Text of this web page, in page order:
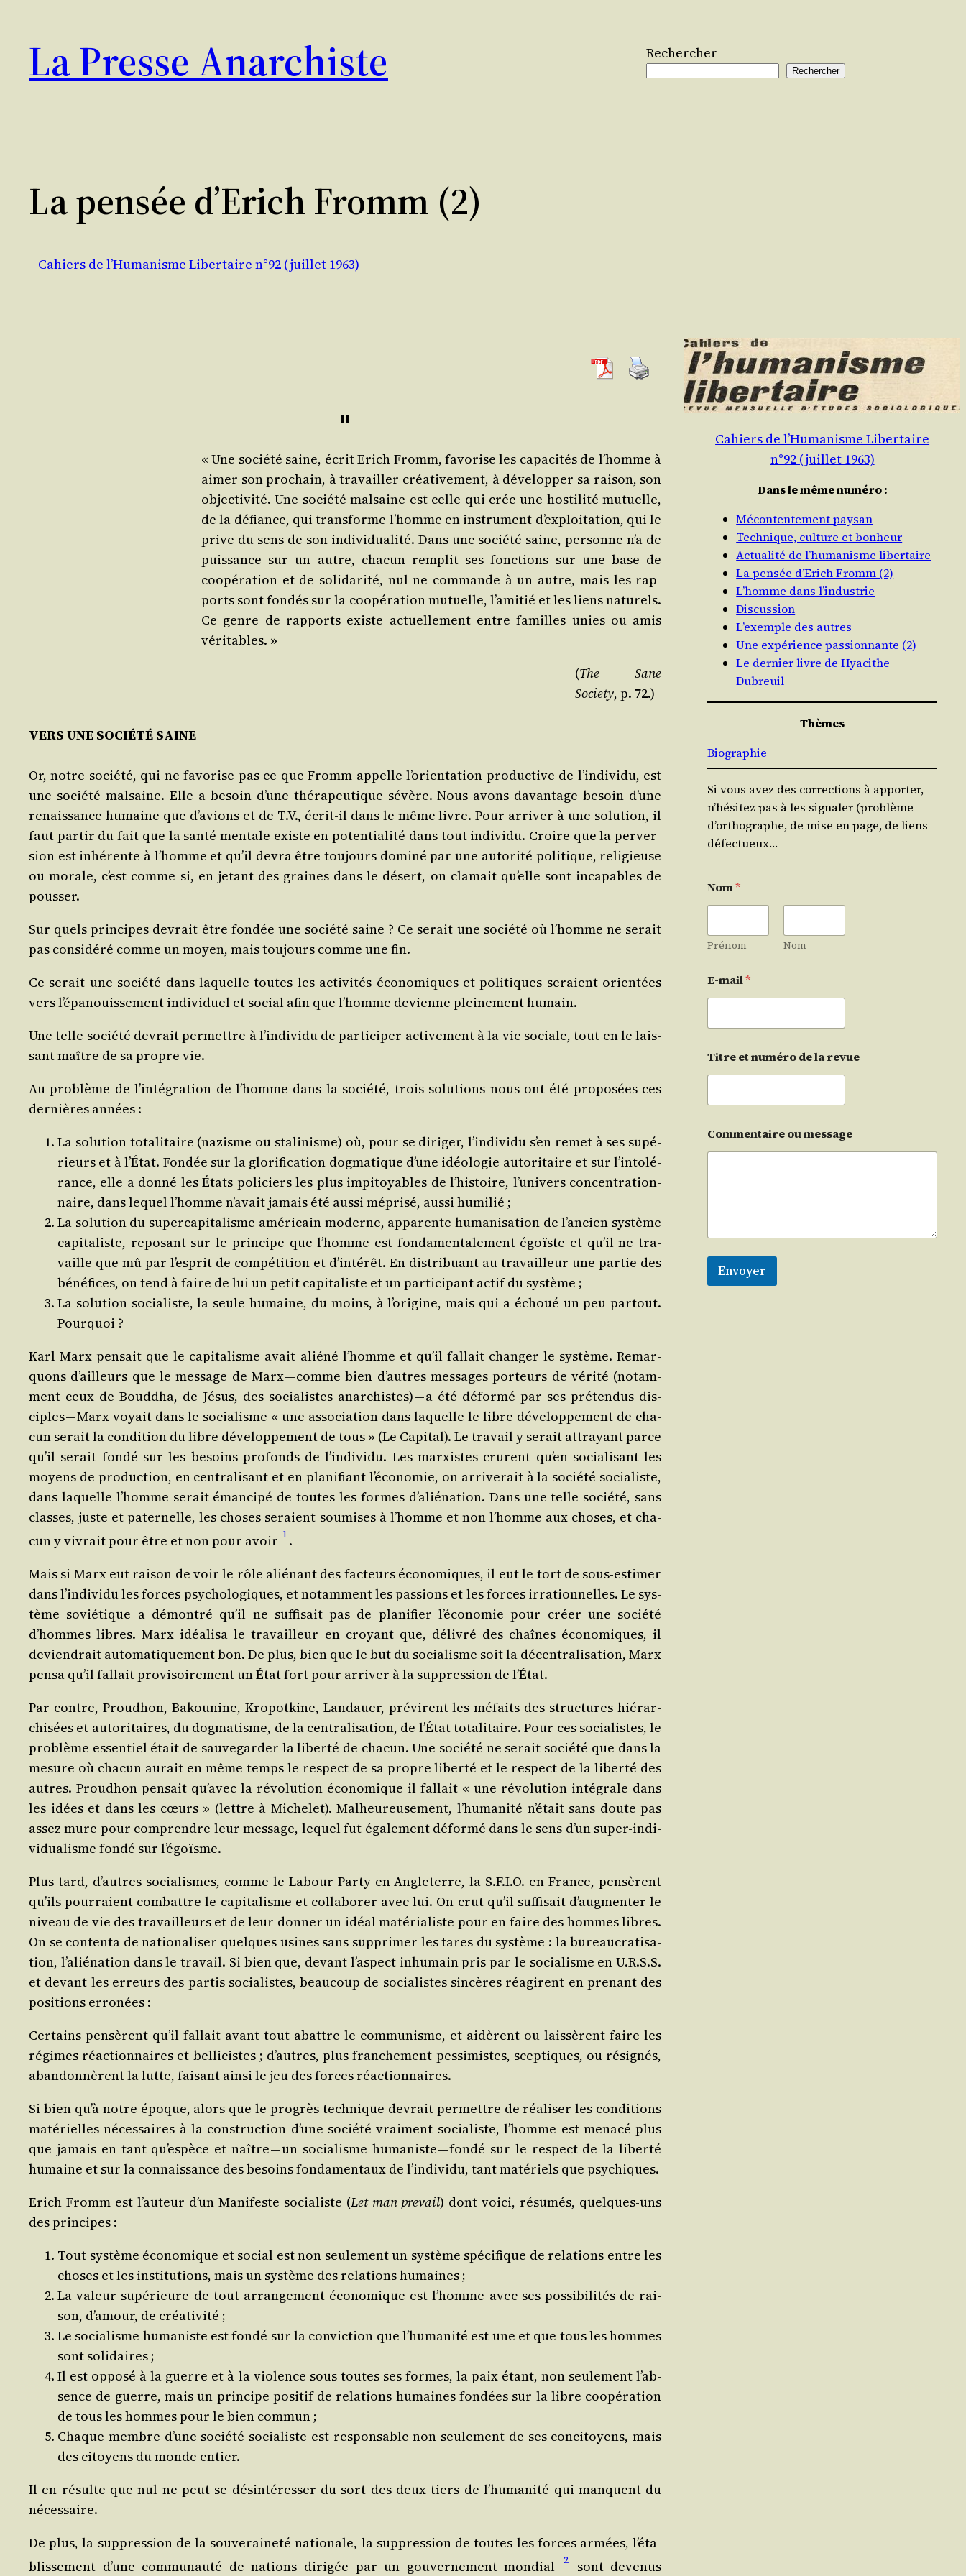
contenu
La Presse Anarchiste Rechercher
Rechercher
La pensée d’Erich Fromm (2)
Cahiers de l’Humanisme Libertaire n°92 (juillet 1963)
II
« Une socié­té saine, écrit Erich Fromm, favo­rise les capa­ci­tés de l’homme à
aimer son pro­chain, à tra­vailler créa­ti­ve­ment, à déve­lop­per sa rai­son, son
objec­ti­vi­té. Une socié­té mal­saine est celle qui crée une hos­ti­li­té mutuelle,
de la défiance, qui trans­forme l’homme en ins­tru­ment d’ex­ploi­ta­tion, qui le
prive du sens de son indi­vi­dua­li­té. Dans une socié­té saine, per­sonne n’a de
puis­sance sur un autre, cha­cun rem­plit ses fonc­tions sur une base de
coopé­ra­tion et de soli­da­ri­té, nul ne com­mande à un autre, mais les rap­
ports sont fon­dés sur la coopé­ra­tion mutuelle, l’a­mi­tié et les liens natu­rels.
Ce genre de rap­ports existe actuel­le­ment entre familles unies ou amis
véritables. »
(The Sane
Socie­ty, p. 72.)
VERS UNE SOCIÉTÉ SAINE
Or, notre socié­té, qui ne favo­rise pas ce que Fromm appelle l’o­rien­ta­tion pro­duc­tive de l’in­di­vi­du, est
une socié­té mal­saine. Elle a besoin d’une thé­ra­peu­tique sévère. Nous avons davan­tage besoin d’une
renais­sance humaine que d’a­vions et de T.V., écrit-il dans le même livre. Pour arri­ver à une solu­tion, il
faut par­tir du fait que la san­té men­tale existe en poten­tia­li­té dans tout indi­vi­du. Croire que la per­ver­
sion est inhé­rente à l’homme et qu’il devra être tou­jours domi­né par une auto­ri­té poli­tique, reli­gieuse
ou morale, c’est comme si, en jetant des graines dans le désert, on cla­mait qu’elle sont inca­pables de
pousser.
Sur quels prin­cipes devrait être fon­dée une socié­té saine ? Ce serait une socié­té où l’homme ne serait
pas consi­dé­ré comme un moyen, mais tou­jours comme une fin.
Ce serait une socié­té dans laquelle toutes les acti­vi­tés éco­no­miques et poli­tiques seraient orien­tées
vers l’é­pa­nouis­se­ment indi­vi­duel et social afin que l’homme devienne plei­ne­ment humain.
Une telle socié­té devrait per­mettre à l’in­di­vi­du de par­ti­ci­per acti­ve­ment à la vie sociale, tout en le lais­
sant maître de sa propre vie.
Au pro­blème de l’in­té­gra­tion de l’homme dans la socié­té, trois solu­tions nous ont été pro­po­sées ces
der­nières années :
La solu­tion tota­li­taire (nazisme ou sta­li­nisme) où, pour se diri­ger, l’in­di­vi­du s’en remet à ses supé­
rieurs et à l’État. Fon­dée sur la glo­ri­fi­ca­tion dog­ma­tique d’une idéo­lo­gie auto­ri­taire et sur l’in­to­lé­
rance, elle a don­né les États poli­ciers les plus impi­toyables de l’his­toire, l’u­ni­vers concen­tra­tion­
naire, dans lequel l’homme n’a­vait jamais été aus­si mépri­sé, aus­si humilié ;
La solu­tion du super­ca­pi­ta­lisme amé­ri­cain moderne, appa­rente huma­ni­sa­tion de l’an­cien sys­tème
capi­ta­liste, repo­sant sur le prin­cipe que l’homme est fon­da­men­ta­le­ment égoïste et qu’il ne tra­
vaille que mû par l’es­prit de com­pé­ti­tion et d’in­té­rêt. En dis­tri­buant au tra­vailleur une par­tie des
béné­fices, on tend à faire de lui un petit capi­ta­liste et un par­ti­ci­pant actif du système ;
La solu­tion socia­liste, la seule humaine, du moins, à l’o­ri­gine, mais qui a échoué un peu par­tout.
Pourquoi ?
Karl Marx pen­sait que le capi­ta­lisme avait alié­né l’homme et qu’il fal­lait chan­ger le sys­tème. Remar­
quons d’ailleurs que le mes­sage de Marx — comme bien d’autres mes­sages por­teurs de véri­té (notam­
ment ceux de Boud­dha, de Jésus, des socia­listes anar­chistes) — a été défor­mé par ses pré­ten­dus dis­
ciples — Marx voyait dans le socia­lisme « une asso­cia­tion dans laquelle le libre déve­lop­pe­ment de cha­
cun serait la condi­tion du libre déve­lop­pe­ment de tous » (Le Capi­tal). Le tra­vail y serait attrayant parce
qu’il serait fon­dé sur les besoins pro­fonds de l’in­di­vi­du. Les mar­xistes crurent qu’en socia­li­sant les
moyens de pro­duc­tion, en cen­tra­li­sant et en pla­ni­fiant l’é­co­no­mie, on arri­ve­rait à la socié­té socia­liste,
dans laquelle l’homme serait éman­ci­pé de toutes les formes d’a­lié­na­tion. Dans une telle socié­té, sans
classes, juste et pater­nelle, les choses seraient sou­mises à l’homme et non l’homme aux choses, et cha­
cun y vivrait pour être et non pour avoir 1 .
Mais si Marx eut rai­son de voir le rôle alié­nant des fac­teurs éco­no­miques, il eut le tort de sous-esti­mer
dans l’in­di­vi­du les forces psy­cho­lo­giques, et notam­ment les pas­sions et les forces irra­tion­nelles. Le sys­
tème sovié­tique a démon­tré qu’il ne suf­fi­sait pas de pla­ni­fier l’é­co­no­mie pour créer une socié­té
d’hommes libres. Marx idéa­li­sa le tra­vailleur en croyant que, déli­vré des chaînes éco­no­miques, il
devien­drait auto­ma­ti­que­ment bon. De plus, bien que le but du socia­lisme soit la décen­tra­li­sa­tion, Marx
pen­sa qu’il fal­lait pro­vi­soi­re­ment un État fort pour arri­ver à la sup­pres­sion de l’État.
Par contre, Prou­dhon, Bakou­nine, Kro­pot­kine, Lan­dauer, pré­virent les méfaits des struc­tures hié­rar­
chi­sées et auto­ri­taires, du dog­ma­tisme, de la cen­tra­li­sa­tion, de l’État tota­li­taire. Pour ces socia­listes, le
pro­blème essen­tiel était de sau­ve­gar­der la liber­té de cha­cun. Une socié­té ne serait socié­té que dans la
mesure où cha­cun aurait en même temps le res­pect de sa propre liber­té et le res­pect de la liber­té des
autres. Prou­dhon pen­sait qu’a­vec la révo­lu­tion éco­no­mique il fal­lait « une révo­lu­tion inté­grale dans
les idées et dans les cœurs » (lettre à Miche­let). Mal­heu­reu­se­ment, l’hu­ma­ni­té n’é­tait sans doute pas
assez mure pour com­prendre leur mes­sage, lequel fut éga­le­ment défor­mé dans le sens d’un super-indi­
vi­dua­lisme fon­dé sur l’égoïsme.
Plus tard, d’autres socia­lismes, comme le Labour Par­ty en Angle­terre, la S.F.I.O. en France, pen­sèrent
qu’ils pour­raient com­battre le capi­ta­lisme et col­la­bo­rer avec lui. On crut qu’il suf­fi­sait d’aug­men­ter le
niveau de vie des tra­vailleurs et de leur don­ner un idéal maté­ria­liste pour en faire des hommes libres.
On se conten­ta de natio­na­li­ser quelques usines sans sup­pri­mer les tares du sys­tème : la bureau­cra­ti­sa­
tion, l’a­lié­na­tion dans le tra­vail. Si bien que, devant l’as­pect inhu­main pris par le socia­lisme en U.R.S.S.
et devant les erreurs des par­tis socia­listes, beau­coup de socia­listes sin­cères réagirent en pre­nant des
posi­tions erronées :
Cer­tains pen­sèrent qu’il fal­lait avant tout abattre le com­mu­nisme, et aidèrent ou lais­sèrent faire les
régimes réac­tion­naires et bel­li­cistes ; d’autres, plus fran­che­ment pes­si­mistes, scep­tiques, ou rési­gnés,
aban­don­nèrent la lutte, fai­sant ain­si le jeu des forces réactionnaires.
Si bien qu’à notre époque, alors que le pro­grès tech­nique devrait per­mettre de réa­li­ser les condi­tions
maté­rielles néces­saires à la construc­tion d’une socié­té vrai­ment socia­liste, l’homme est mena­cé plus
que jamais en tant qu’es­pèce et naître — un socia­lisme huma­niste — fon­dé sur le res­pect de la liber­té
humaine et sur la connais­sance des besoins fon­da­men­taux de l’in­di­vi­du, tant maté­riels que psychiques.
Erich Fromm est l’au­teur d’un Mani­feste socia­liste (Let man pre­vail) dont voi­ci, résu­més, quelques-uns
des principes :
Tout sys­tème éco­no­mique et social est non seule­ment un sys­tème spé­ci­fique de rela­tions entre les
choses et les ins­ti­tu­tions, mais un sys­tème des rela­tions humaines ;
La valeur supé­rieure de tout arran­ge­ment éco­no­mique est l’homme avec ses pos­si­bi­li­tés de rai­
son, d’a­mour, de créativité ;
Le socia­lisme huma­niste est fon­dé sur la convic­tion que l’hu­ma­ni­té est une et que tous les hommes
sont solidaires ;
Il est oppo­sé à la guerre et à la vio­lence sous toutes ses formes, la paix étant, non seule­ment l’ab­
sence de guerre, mais un prin­cipe posi­tif de rela­tions humaines fon­dées sur la libre coopé­ra­tion
de tous les hommes pour le bien commun ;
Chaque membre d’une socié­té socia­liste est res­pon­sable non seule­ment de ses conci­toyens, mais
des citoyens du monde entier.
Il en résulte que nul ne peut se dés­in­té­res­ser du sort des deux tiers de l’hu­ma­ni­té qui manquent du
nécessaire.
De plus, la sup­pres­sion de la sou­ve­rai­ne­té natio­nale, la sup­pres­sion de toutes les forces armées, l’é­ta­
blis­se­ment d’une com­mu­nau­té de nations diri­gée par un gou­ver­ne­ment mon­dial
2 sont deve­nus
Cahiers de l’Humanisme Libertaire
n°92 (juillet 1963)
Dans le même numéro :
Mécontentement paysan
Technique, culture et bonheur
Actualité de l’humanisme libertaire
La pensée d’Erich Fromm (2)
L’homme dans l’industrie
Discussion
L’exemple des autres
Une expérience passionnante (2)
Le dernier livre de Hyacithe
Dubreuil
Thèmes
Biographie
Si vous avez des corrections à apporter,
n’hésitez pas à les signaler (problème
d’orthographe, de mise en page, de liens
défectueux…
Nom*
Prénom Nom
E-mail*
Titre et numéro de la revue
Commentaire ou message
Envoyer